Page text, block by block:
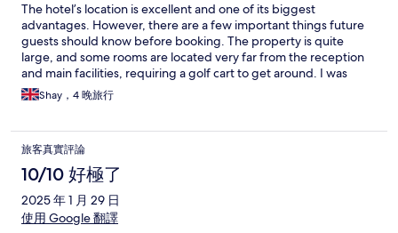
The hotel’s location is excellent and one of its biggest
advantages. However, there are a few important things future
guests should know before booking. The property is quite
large, and some rooms are located very far from the reception
and main facilities, requiring a golf cart to get around. I was
fortunate to be moved to a room near the reception, but that
came with another issue. Because of the hotel’s location, many
significant noise almost every night between midnight and 2:00
AM. In addition, the walls are extremely thin. I could clearly hear
conversations, televisions, and even when the couple next door
were having sex. The lack of sound insulation made it very
difficult to relax or get a good night’s sleep. The room itself was
comfortable, nicely decorated, and well maintained. The
Shay，4 晚旅行
旅客真實評論
10/10 好極了
2025 年 1 月 29 日
使用 Google 翻譯